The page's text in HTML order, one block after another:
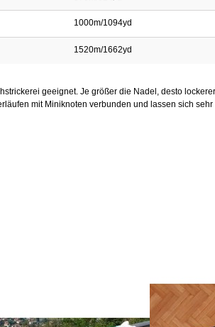
1000m/1094yd
1520m/1662yd
geeignet. Je größer die Nadel, desto
mit Miniknoten verbunden und lassen sich